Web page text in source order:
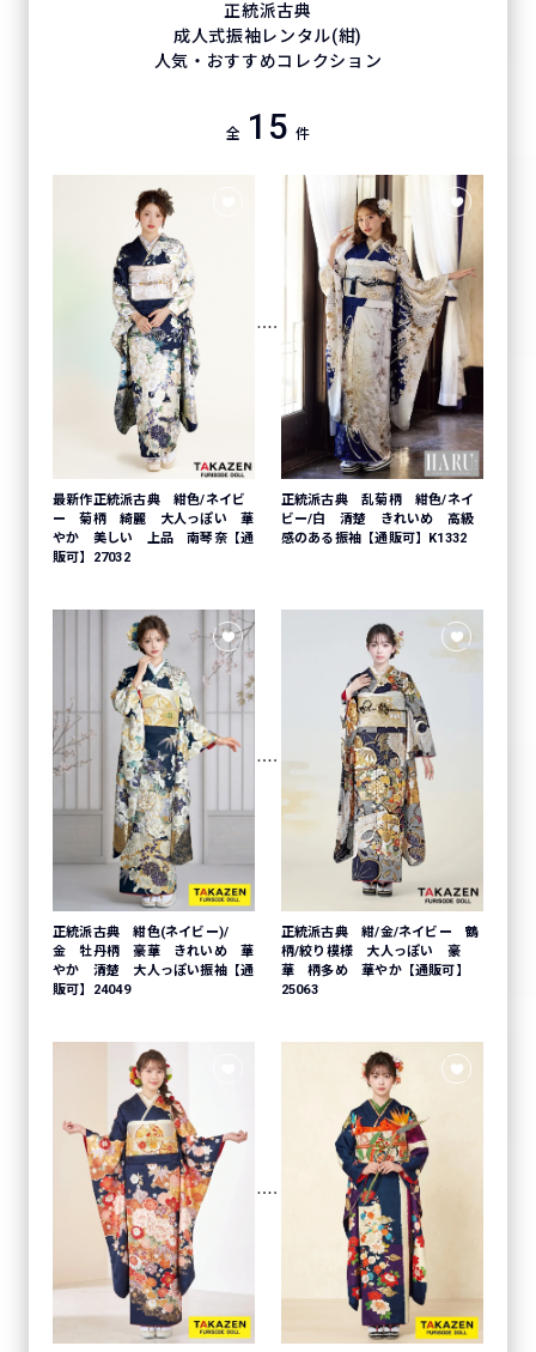
正統派古典
成人式振袖レンタル(紺)
人気・おすすめコレクション
全 15 件
最新作正統派古典 紺色/ネイビ
ー 菊柄 綺麗 大人っぽい 華
やか 美しい 上品 南琴奈【通
販可】27032
正統派古典 乱菊柄 紺色/ネイ
ビー/白 清楚 きれいめ 高級
感のある振袖【通販可】K1332
正統派古典 紺色(ネイビー)/
金 牡丹柄 豪華 きれいめ 華
やか 清楚 大人っぽい振袖【通
販可】24049
正統派古典 紺/金/ネイビー 鶴
柄/絞り模様 大人っぽい 豪
華 柄多め 華やか【通販可】
25063